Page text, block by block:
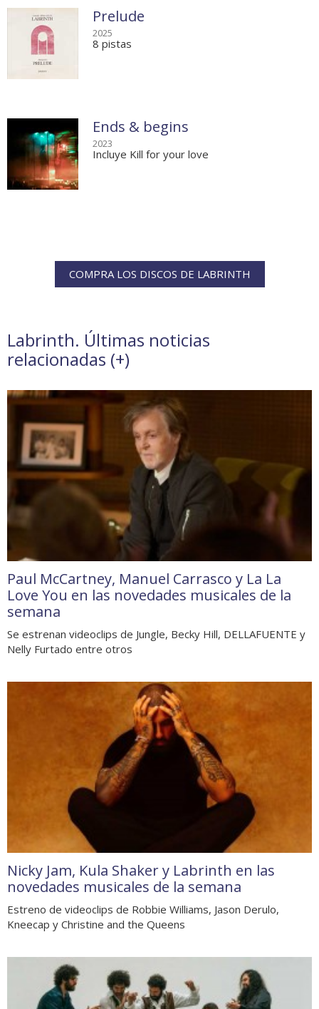
Prelude
2025
8 pistas
Ends & begins
2023
Incluye Kill for your love
COMPRA LOS DISCOS DE LABRINTH
Labrinth. Últimas noticias
relacionadas (+)
Paul McCartney, Manuel Carrasco y La La
Love You en las novedades musicales de la
semana
Se estrenan videoclips de Jungle, Becky Hill, DELLAFUENTE y
Nelly Furtado entre otros
Nicky Jam, Kula Shaker y Labrinth en las
novedades musicales de la semana
Estreno de videoclips de Robbie Williams, Jason Derulo,
Kneecap y Christine and the Queens